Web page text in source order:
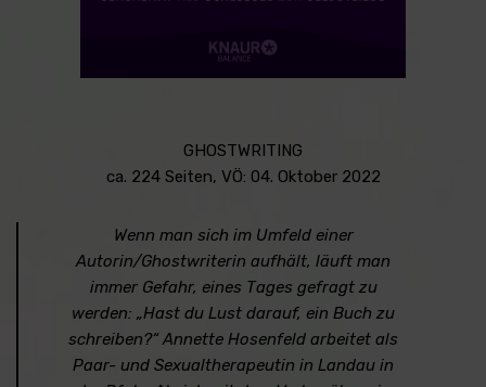
GHOSTWRITING
ca. 224 Seiten, VÖ: 04. Oktober 2022
Wenn man sich im Umfeld einer
Autorin/Ghostwriterin aufhält, läuft man
immer Gefahr, eines Tages gefragt zu
werden: „Hast du Lust darauf, ein Buch zu
schreiben?“ Annette Hosenfeld arbeitet als
Paar- und Sexualtherapeutin in Landau in